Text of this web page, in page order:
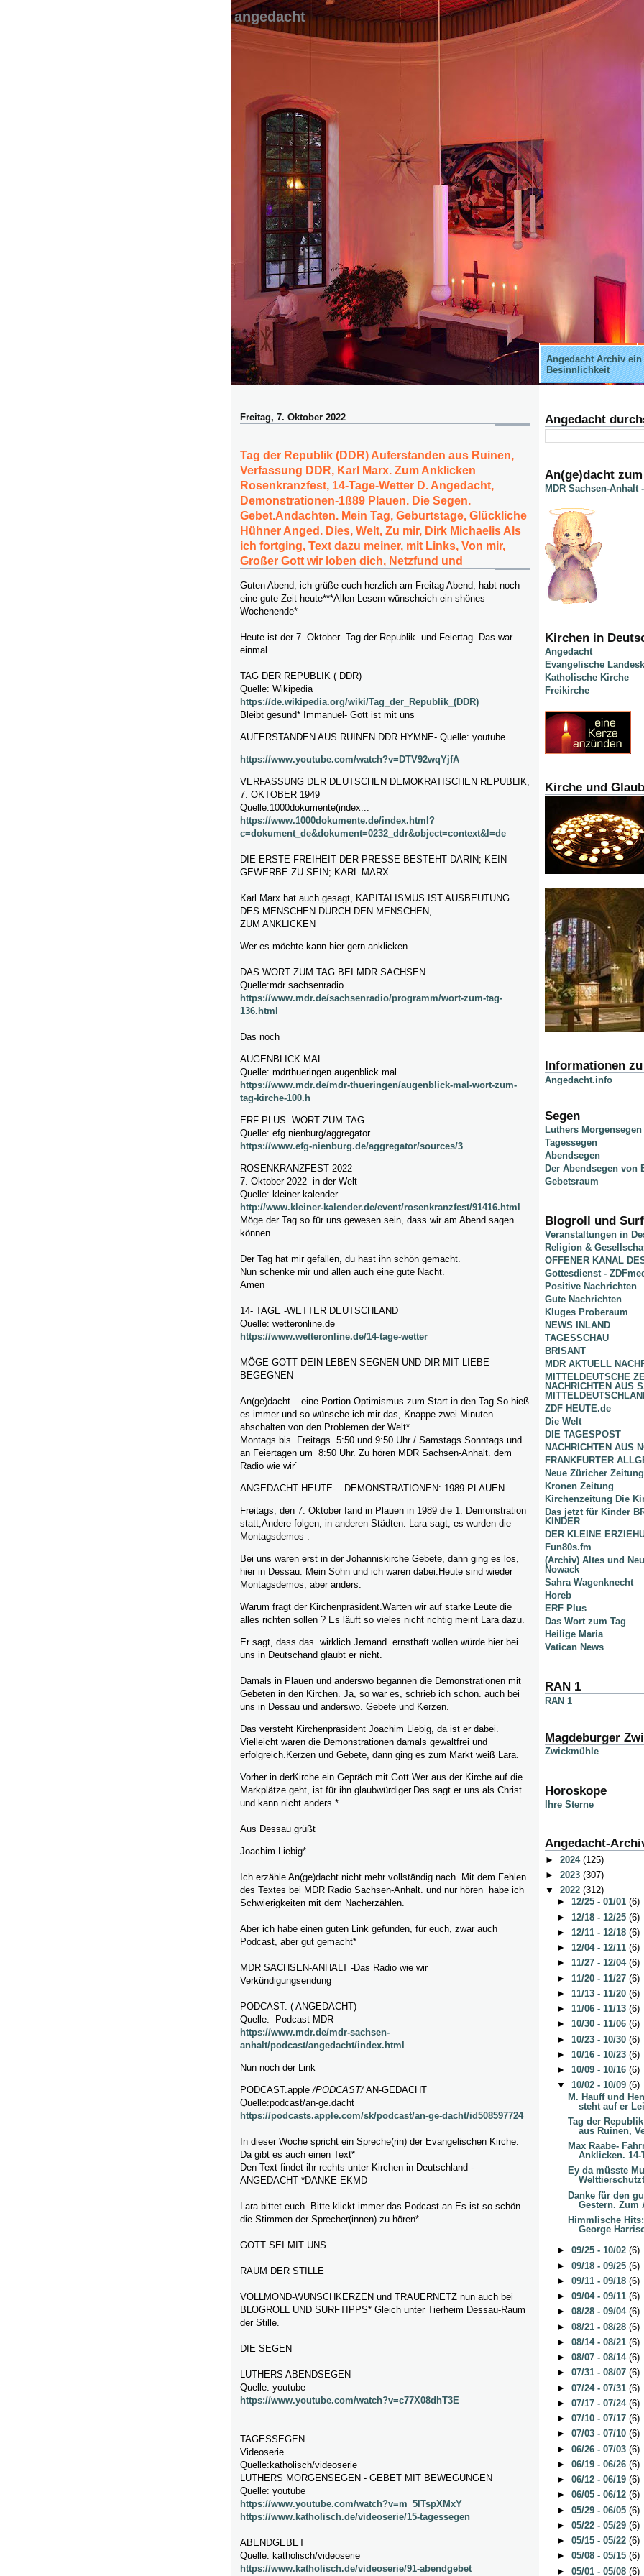
angedacht
Angedacht Archiv
Besinnlichkeit
Freitag, 7. Oktober 2022
Tag der Republik (DDR) Auferstanden aus Ruinen,
Verfassung DDR, Karl Marx. Zum Anklicken
Rosenkranzfest, 14-Tage-Wetter D. Angedacht,
Demonstrationen-1ß89 Plauen. Die Segen.
Gebet.Andachten. Mein Tag, Geburtstage, Glückliche
Hühner Anged. Dies, Welt, Zu mir, Dirk Michaelis Als
ich fortging, Text dazu meiner, mit Links, Von mir,
Großer Gott wir loben dich, Netzfund und
Guten Abend, ich grüße euch herzlich am Freitag Abend, habt noch
eine gute Zeit heute***Allen Lesern wünscheich ein shönes
Wochenende*
Heute ist der 7. Oktober- Tag der Republik und Feiertag. Das war
einmal.
TAG DER REPUBLIK ( DDR)
Quelle: Wikipedia
https://de.wikipedia.org/wiki/Tag_der_Republik_(DDR)
Bleibt gesund* Immanuel- Gott ist mit uns
AUFERSTANDEN AUS RUINEN DDR HYMNE- Quelle: youtube
https://www.youtube.com/watch?v=DTV92wqYjfA
VERFASSUNG DER DEUTSCHEN DEMOKRATISCHEN REPUBLIK,
7. OKTOBER 1949
Quelle:1000dokumente(index...
https://www.1000dokumente.de/index.html?
c=dokument_de&dokument=0232_ddr&object=context&l=de
DIE ERSTE FREIHEIT DER PRESSE BESTEHT DARIN; KEIN
GEWERBE ZU SEIN; KARL MARX
Karl Marx hat auch gesagt, KAPITALISMUS IST AUSBEUTUNG
DES MENSCHEN DURCH DEN MENSCHEN,
ZUM ANKLICKEN
Wer es möchte kann hier gern anklicken
DAS WORT ZUM TAG BEI MDR SACHSEN
Quelle:mdr sachsenradio
https://www.mdr.de/sachsenradio/programm/wort-zum-tag-
136.html
Das noch
AUGENBLICK MAL
Quelle: mdrthueringen augenblick mal
https://www.mdr.de/mdr-thueringen/augenblick-mal-wort-zum-
tag-kirche-100.h
ERF PLUS- WORT ZUM TAG
Quelle: efg.nienburg/aggregator
https://www.efg-nienburg.de/aggregator/sources/3
ROSENKRANZFEST 2022
7. Oktober 2022 in der Welt
Quelle:.kleiner-kalender
http://www.kleiner-kalender.de/event/rosenkranzfest/91416.html
Möge der Tag so für uns gewesen sein, dass wir am Abend sagen
können
Der Tag hat mir gefallen, du hast ihn schön gemacht.
Nun schenke mir und allen auch eine gute Nacht.
Amen
14- TAGE -WETTER DEUTSCHLAND
Quelle: wetteronline.de
https://www.wetteronline.de/14-tage-wetter
MÖGE GOTT DEIN LEBEN SEGNEN UND DIR MIT LIEBE
BEGEGNEN
An(ge)dacht – eine Portion Optimismus zum Start in den Tag.So hieß
es immer und so wünsche ich mir das, Knappe zwei Minuten
abschalten von den Problemen der Welt*
Montags bis Freitags 5:50 und 9:50 Uhr / Samstags.Sonntags und
an Feiertagen um 8:50 Uhr. Zu hören MDR Sachsen-Anhalt. dem
Radio wie wir`
ANGEDACHT HEUTE- DEMONSTRATIONEN: 1989 PLAUEN
Freitags, den 7. Oktober fand in Plauen in 1989 die 1. Demonstration
statt,Andere folgen, in anderen Städten. Lara sagt, es wurden die
Montagsdemos .
Bei uns waren erst in der Johanniskirche Gebete, dann ging es los,
hier in Dessau. Mein Sohn und ich waren dabei.Heute sind wieder
Montagsdemos, aber anders.
Warum fragt der Kirchenpräsident.Warten wir auf starke Leute die
alles richten sollen ? Es läuft so vieles nicht richtig meint Lara dazu.
Er sagt, dass das wirklich Jemand ernsthaft wollen würde hier bei
uns in Deutschand glaubt er nicht.
Damals in Plauen und anderswo begannen die Demonstrationen mit
Gebeten in den Kirchen. Ja, so war es, schrieb ich schon. auch bei
uns in Dessau und anderswo. Gebete und Kerzen.
Das versteht Kirchenpräsident Joachim Liebig, da ist er dabei.
Vielleicht waren die Demonstrationen damals gewaltfrei und
erfolgreich.Kerzen und Gebete, dann ging es zum Markt weiß Lara.
Vorher in derKirche ein Gepräch mit Gott.Wer aus der Kirche auf die
Markplätze geht, ist für ihn glaubwürdiger.Das sagt er uns als Christ
und kann nicht anders.*
Aus Dessau grüßt
Joachim Liebig*
.....
Ich erzähle An(ge)dacht nicht mehr vollständig nach. Mit dem Fehlen
des Textes bei MDR Radio Sachsen-Anhalt. und nur hören habe ich
Schwierigkeiten mit dem Nacherzählen.
Aber ich habe einen guten Link gefunden, für euch, zwar auch
Podcast, aber gut gemacht*
MDR SACHSEN-ANHALT -Das Radio wie wir
Verkündigungsendung
PODCAST: ( ANGEDACHT)
Quelle: Podcast MDR
https://www.mdr.de/mdr-sachsen-
anhalt/podcast/angedacht/index.html
Nun noch der Link
PODCAST.apple/PODCAST/AN-GEDACHT
Quelle:podcast/an-ge.dacht
https://podcasts.apple.com/sk/podcast/an-ge-dacht/id508597724
In dieser Woche spricht ein Spreche(rin) der Evangelischen Kirche.
Da gibt es auch einen Text*
Den Text findet ihr rechts unter Kirchen in Deutschland -
ANGEDACHT *DANKE-EKMD
Lara bittet euch. Bitte klickt immer das Podcast an.Es ist so schön
die Stimmen der Sprecher(innen) zu hören*
GOTT SEI MIT UNS
RAUM DER STILLE
VOLLMOND-WUNSCHKERZEN und TRAUERNETZ nun auch bei
BLOGROLL UND SURFTIPPS* Gleich unter Tierheim Dessau-Raum
der Stille.
DIE SEGEN
LUTHERS ABENDSEGEN
Quelle: youtube
https://www.youtube.com/watch?v=c77X08dhT3E
LUTHERS MORGENSEGEN - GEBET MIT BEWEGUNGEN
Quelle: youtube
https://www.youtube.com/watch?v=m_5lTspXMxY
TAGESSEGEN
Videoserie
Quelle:katholisch/videoserie
https://www.katholisch.de/videoserie/15-tagessegen
ABENDGEBET
Quelle: katholisch/videoserie
https://www.katholisch.de/videoserie/91-abendgebet
Angedacht
An(ge)dacht
MDR Sachsen-Anhalt
Kirchen in
Angedacht
Evangelische
Katholische Kirche
Freikirche
Kirche und
Informationen
Angedacht.info
Segen
Luthers Morgensegen
Tagessegen
Abendsegen
Der Abendsegen von
Gebetsraum
Blogroll und
Veranstaltungen in
Religion &
OFFENER KANAL
Gottesdienst -
Positive Nachrichten
Gute Nachrichten
Kluges Proberaum
NEWS INLAND
TAGESSCHAU
BRISANT
MDR AKTUELL
MITTELDEUTSCHE
NACHRICHTEN AUS
ZDF HEUTE.de
Die Welt
DIE TAGESPOST
NACHRICHTEN AUS
FRANKFURTER
Neue Züricher Zeitung
Kronen Zeitung
Kirchenzeitung Die
Das jetzt für Kinder
KINDER
DER KLEINE
Fun80s.fm
(Archiv) Altes und
Nowack
Sahra Wagenknecht
Horeb
ERF Plus
Das Wort zum Tag
Heilige Maria
Vatican News
RAN 1
RAN 1
Magdeburger
Zwickmühle
Horoskope
Ihre Sterne
Angedacht-
► 2024 (125)
► 2023 (307)
▼ 2022 (312)
► 12/25 - 01/01 (6)
► 12/18 - 12/25 (6)
► 12/11 - 12/18 (6)
► 12/04 - 12/11 (6)
► 11/27 - 12/04 (6)
► 11/20 - 11/27 (6)
► 11/13 - 11/20 (6)
► 11/06 - 11/13 (6)
► 10/30 - 11/06 (6)
► 10/23 - 10/30 (6)
► 10/16 - 10/23 (6)
► 10/09 - 10/16 (6)
▼ 10/02 - 10/09 (6)
M. Hauff und
steht auf er
Tag der
aus Ruinen,
Max Raabe-
Anklicken. 14-
Ey da müsste
Danke für den
Gestern. Zum
Himmlische
George
► 09/25 - 10/02 (6)
► 09/18 - 09/25 (6)
► 09/11 - 09/18 (6)
► 09/04 - 09/11 (6)
► 08/28 - 09/04 (6)
► 08/21 - 08/28 (6)
► 08/14 - 08/21 (6)
► 08/07 - 08/14 (6)
► 07/31 - 08/07 (6)
► 07/24 - 07/31 (6)
► 07/17 - 07/24 (6)
► 07/10 - 07/17 (6)
► 07/03 - 07/10 (6)
► 06/26 - 07/03 (6)
► 06/19 - 06/26 (6)
► 06/12 - 06/19 (6)
► 06/05 - 06/12 (6)
► 05/29 - 06/05 (6)
► 05/22 - 05/29 (6)
► 05/15 - 05/22 (6)
► 05/08 - 05/15 (6)
► 05/01 - 05/08 (6)